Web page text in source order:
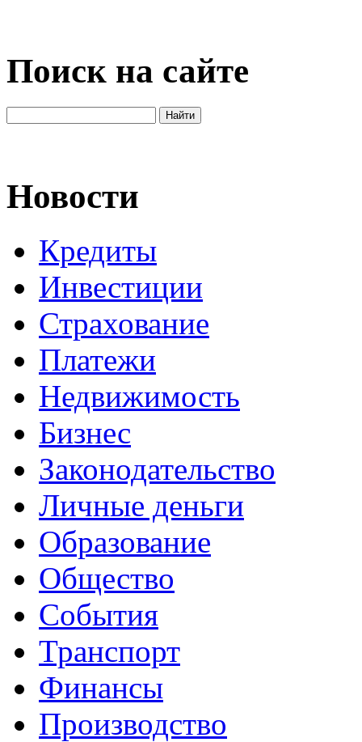
Поиск на сайте
Новости
Кредиты
Инвестиции
Страхование
Платежи
Недвижимость
Бизнес
Законодательство
Личные деньги
Образование
Общество
События
Транспорт
Финансы
Производство